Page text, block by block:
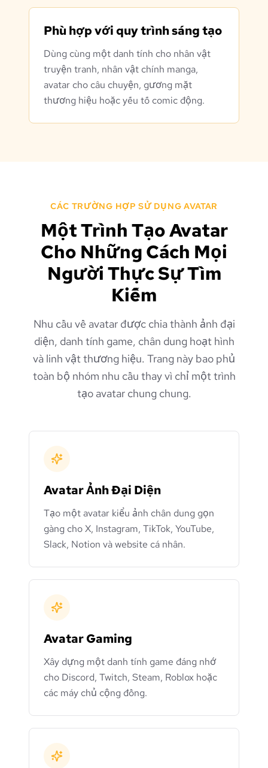
Phù hợp với quy trình sáng tạo
Dùng cùng một danh tính cho nhân vật
truyện tranh, nhân vật chính manga,
avatar cho câu chuyện, gương mặt
thương hiệu hoặc yếu tố comic động.
CÁC TRƯỜNG HỢP SỬ DỤNG AVATAR
Một Trình Tạo Avatar
Cho Những Cách Mọi
Người Thực Sự Tìm
Kiếm
Nhu cầu về avatar được chia thành ảnh đại
diện, danh tính game, chân dung hoạt hình
và linh vật thương hiệu. Trang này bao phủ
toàn bộ nhóm nhu cầu thay vì chỉ một trình
tạo avatar chung chung.
Avatar Ảnh Đại Diện
Tạo một avatar kiểu ảnh chân dung gọn
gàng cho X, Instagram, TikTok, YouTube,
Slack, Notion và website cá nhân.
Avatar Gaming
Xây dựng một danh tính game đáng nhớ
cho Discord, Twitch, Steam, Roblox hoặc
các máy chủ cộng đồng.